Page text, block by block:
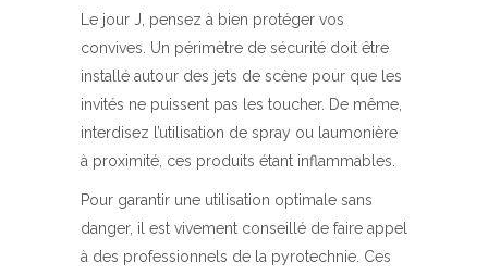
Le jour J, pensez à bien protéger vos
convives. Un périmètre de sécurité doit être
installé autour des jets de scène pour que les
invités ne puissent pas les toucher. De même,
interdisez l’utilisation de spray ou laumonière
à proximité, ces produits étant inflammables.
Pour garantir une utilisation optimale sans
danger, il est vivement conseillé de faire appel
à des professionnels de la pyrotechnie. Ces